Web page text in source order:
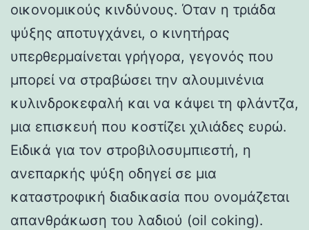
οικονομικούς κινδύνους. Όταν η τριάδα
ψύξης αποτυγχάνει, ο κινητήρας
υπερθερμαίνεται γρήγορα, γεγονός που
μπορεί να στραβώσει την αλουμινένια
κυλινδροκεφαλή και να κάψει τη φλάντζα,
μια επισκευή που κοστίζει χιλιάδες ευρώ.
Ειδικά για τον στροβιλοσυμπιεστή, η
ανεπαρκής ψύξη οδηγεί σε μια
καταστροφική διαδικασία που ονομάζεται
απανθράκωση του λαδιού (oil coking).